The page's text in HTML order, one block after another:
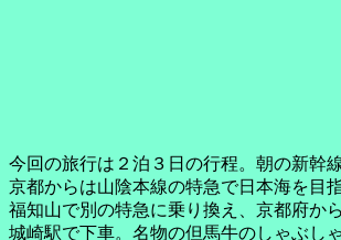
今回の旅行は２泊３日の行程。朝の新幹
京都からは山陰本線の特急で日本海を目指
福知山で別の特急に乗り換え、京都府か
城崎駅で下車。名物の但馬牛のしゃぶし